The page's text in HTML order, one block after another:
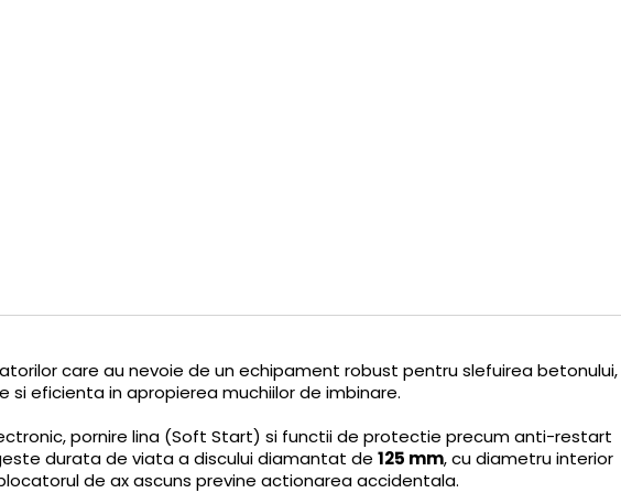
care au nevoie de un echipament robust pentru slefuirea betonului,
eficienta in apropierea muchiilor de imbinare.
pornire lina (Soft Start) si functii de protectie precum anti-restart
durata de viata a discului diamantat de 125 mm, cu diametru interior
de ax ascuns previne actionarea accidentala.